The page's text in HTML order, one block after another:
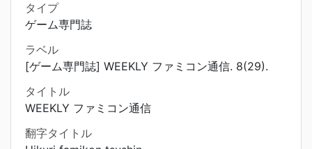
タイプ
ゲーム専門誌
ラベル
[ゲーム専門誌] WEEKLY ファミコン通信. 8(29).
タイトル
WEEKLY ファミコン通信
翻字タイトル